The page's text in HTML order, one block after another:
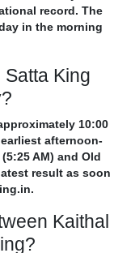
record. The
in the morning
King
10:00
afternoon-
AM) and Old
result as soon
Kaithal